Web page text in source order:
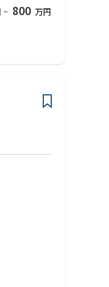
~ 800 万円